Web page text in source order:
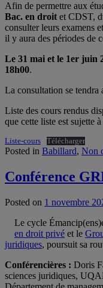
Afin de permettre aux
Bac. en droit et CDST,
consulter leurs examens
il y aura des périodes de
Le 31 mai et le 1er juin
18h00.
La consultation se tendra
Liste des cours rendus
que cette liste est sujette
Liste-cours Télécharger
Posted in Babillard, Non
Conférence
Posted on 1 novembre
Le cycle
en droit privé et le
juridiques, poursuit sa
Conférencières : Doris
sciences juridiques,